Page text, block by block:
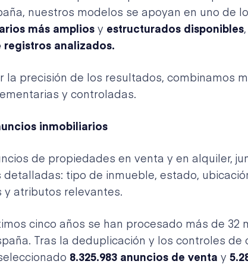
nuestros modelos se apoyan en uno de
más amplios y estructurados disponibles
registros analizados.
la precisión de los resultados, combinamos
y controladas.
inmobiliarios
de propiedades en venta y en alquiler,
tipo de inmueble, estado,
y atributos relevantes.
cinco años se han procesado más de 32
Tras la deduplicación y los controles de
8.325.983 anuncios de venta y